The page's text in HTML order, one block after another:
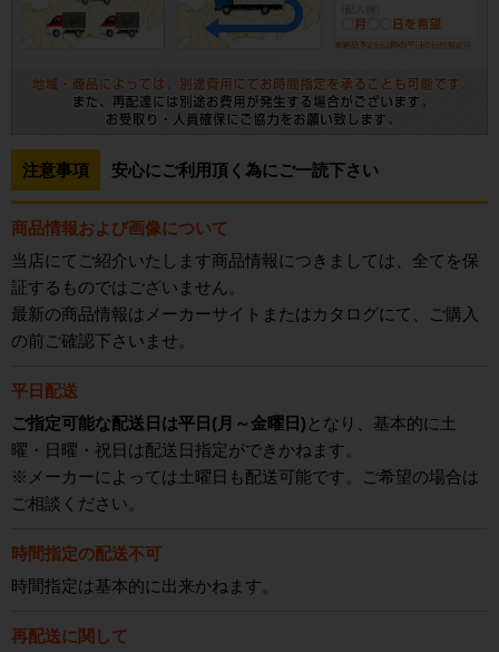
注意事項 安心にご利用頂く為にご一読下さい
商品情報および画像について
当店にてご紹介いたします商品情報につきましては、全てを保
証するものではございません。
最新の商品情報はメーカーサイトまたはカタログにて、ご購入
の前ご確認下さいませ。
平日配送
ご指定可能な配送日は平日(月～金曜日) となり、基本的に土
曜・日曜・祝日は配送日指定ができかねます。
※メーカーによっては土曜日も配送可能です。ご希望の場合は
ご相談ください。
時間指定の配送不可
時間指定は基本的に出来かねます。
再配送に関して